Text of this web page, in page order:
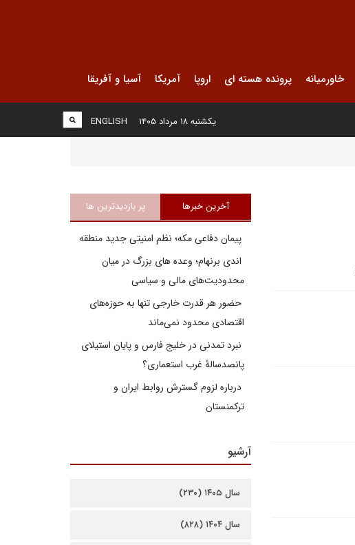
خاورمیانه پرونده هسته ای اروپا آمریکا آسیا و آفریقا
ENGLISH یکشنبه ۱۸ مرداد ۱۴۰۵
آخرین خبرها پر بازدیدترین ها
پیمان دفاعی مکه؛ نظم امنیتی جدید منطقه
اندی برنهام؛ وعده های بزرگ در میان
محدودیت‌های مالی و سیاسی
حضور هر قدرت خارجی تنها به حوزه‌های
اقتصادی محدود نمی‌ماند
نبرد تمدنی در خلیج فارس و پایان استیلای
پانصدسالۀ غرب استعماری؟
درباره لزوم گسترش روابط ایران و
ترکمنستان
آرشیو
سال ۱۴۰۵ (۲۳۰)
سال ۱۴۰۴ (۸۲۸)